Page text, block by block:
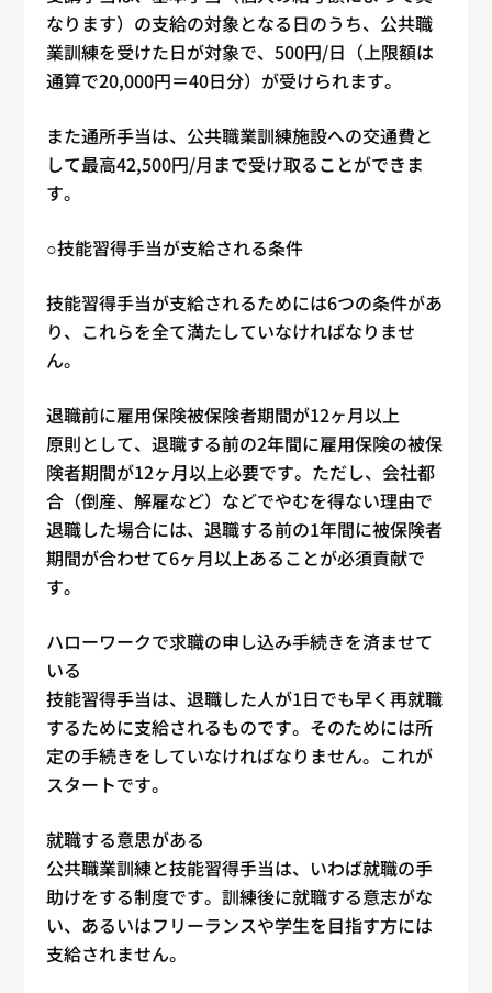
なります）の支給の対象となる日のうち、公共職
業訓練を受けた日が対象で、500円/日（上限額は
通算で20,000円＝40日分）が受けられます。
また通所手当は、公共職業訓練施設への交通費と
して最高42,500円/月まで受け取ることができま
す。
○技能習得手当が支給される条件
技能習得手当が支給されるためには6つの条件があ
り、これらを全て満たしていなければなりませ
ん。
退職前に雇用保険被保険者期間が12ヶ月以上
原則として、退職する前の2年間に雇用保険の被保
険者期間が12ヶ月以上必要です。ただし、会社都
合（倒産、解雇など）などでやむを得ない理由で
退職した場合には、退職する前の1年間に被保険者
期間が合わせて6ヶ月以上あることが必須貢献で
す。
ハローワークで求職の申し込み手続きを済ませて
いる
技能習得手当は、退職した人が1日でも早く再就職
するために支給されるものです。そのためには所
定の手続きをしていなければなりません。これが
スタートです。
就職する意思がある
公共職業訓練と技能習得手当は、いわば就職の手
助けをする制度です。訓練後に就職する意志がな
い、あるいはフリーランスや学生を目指す方には
支給されません。